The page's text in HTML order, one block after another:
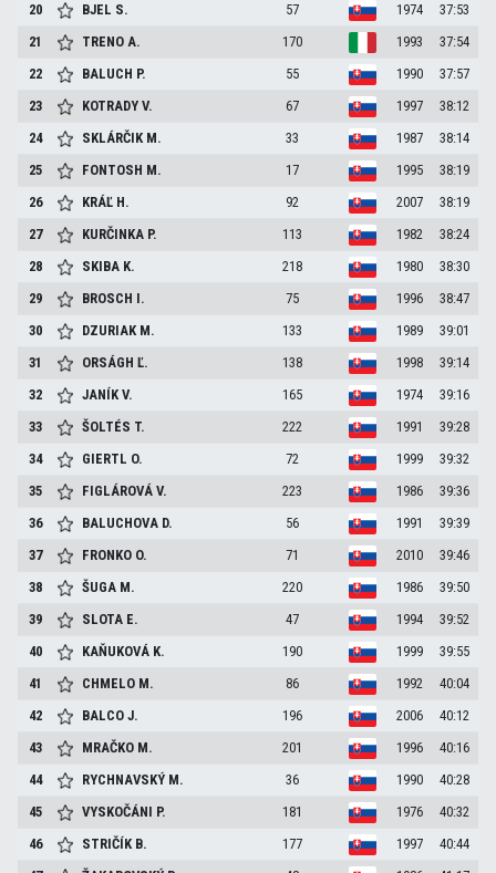
20
BJEL S. 57 1974
37:53
21
TRENOA. 170 1993
37:54
22
BALUCH P. 55 1990
37:57
23
KOTRADYV. 67 1997
38:12
24
SKLÁRČIK M. 33 1987
38:14
25
FONTOSH M. 17 1995
38:19
26
KRÁĽ H. 92 2007
38:19
27
KURČINKA P. 113 1982
38:24
28
SKIBA K. 218 1980
38:30
29
BROSCH I. 75 1996
38:47
30
DZURIAK M. 133 1989
39:01
31
ORSÁGHĽ. 138 1998
39:14
32
JANÍKV. 165 1974
39:16
33
ŠOLTÉS T. 222 1991
39:28
34
GIERTL O. 72 1999
39:32
35
FIGLÁROVÁV. 223 1986
39:36
36
BALUCHOVA D. 56 1991
39:39
37
FRONKO O. 71 2010
39:46
38
ŠUGA M. 220 1986
39:50
39
SLOTA E. 47 1994
39:52
40
KAŇUKOVÁ K. 190 1999
39:55
41
CHMELO M. 86 1992
40:04
42
BALCOJ. 196 2006
40:12
43
MRAČKO M. 201 1996
40:16
44
RYCHNAVSKÝ M. 36 1990
40:28
45
VYSKOČÁNI P. 181 1976
40:32
46
STRIČÍK B. 177 1997
40:44